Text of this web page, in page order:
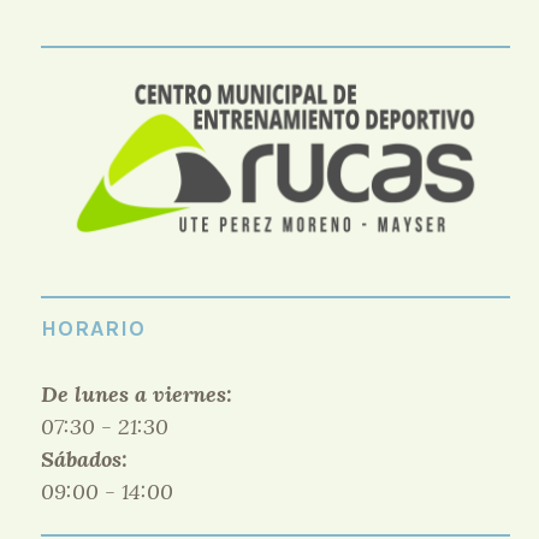
HORARIO
De lunes a viernes:
07:30 - 21:30
Sábados:
09:00 - 14:00